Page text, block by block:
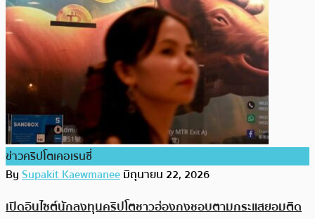
ข่าวคริปโตเคอเรนซี่
BySupakit Kaewmaneeมิถุนายน 22, 2026
เปิดอินไซต์นักลงทุนคริปโตชาวฮ่องกงชอบตามกระแสยอมติด